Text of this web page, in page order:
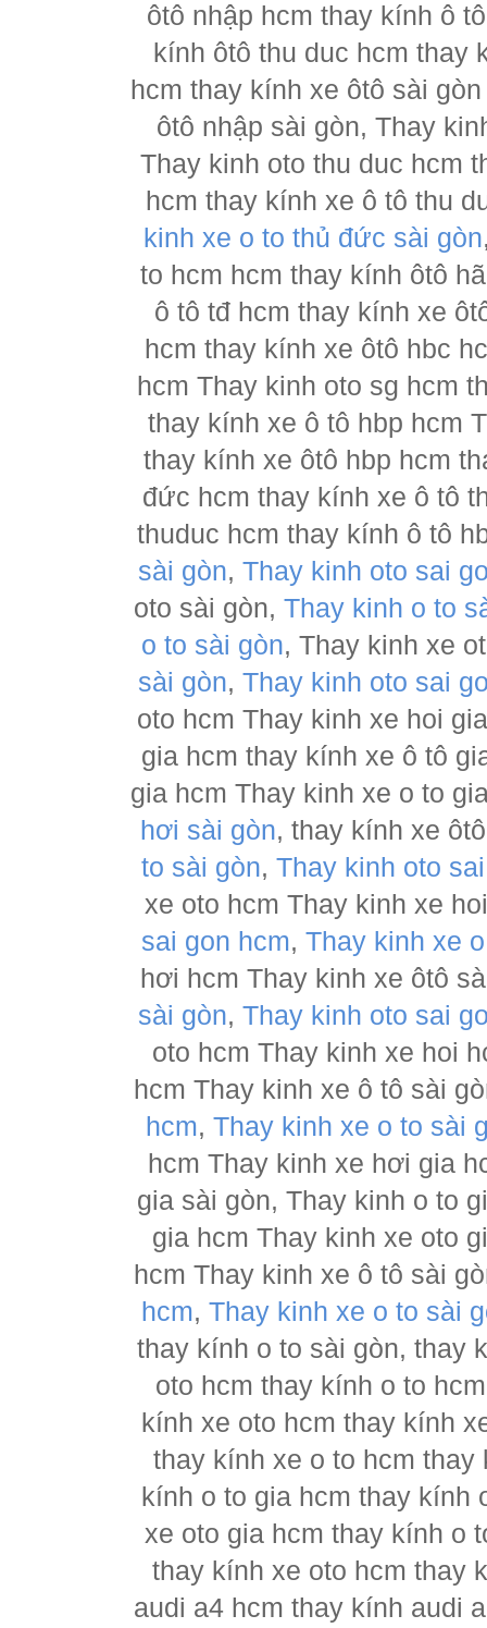
ôtô nhập hcm thay kính ô
kính ôtô thu duc hcm thay
hcm thay kính xe ôtô sài
ôtô nhập sài gòn, Thay
Thay kinh oto thu duc hcm
hcm thay kính xe ô tô thu
kinh xe o to thủ đức sài gòn
to hcm hcm thay kính ôtô
ô tô tđ hcm thay kính xe
hcm thay kính xe ôtô hbc
hcm Thay kinh oto sg hcm
thay kính xe ô tô hbp hcm
thay kính xe ôtô hbp hcm
đức hcm thay kính xe ô tô
thuduc hcm thay kính ô tô
sài gòn, Thay kinh oto sai
oto sài gòn, Thay kinh o to
o to sài gòn, Thay kinh xe
sài gòn, Thay kinh oto sai
oto hcm Thay kinh xe hoi
gia hcm thay kính xe ô tô
gia hcm Thay kinh xe o to
hơi sài gòn, thay kính xe
to sài gòn, Thay kinh oto
xe oto hcm Thay kinh xe
sai gon hcm,Thay kinh xe
hơi hcm Thay kinh xe ôtô
sài gòn, Thay kinh oto sai
oto hcm Thay kinh xe hoi
hcm Thay kinh xe ô tô sài
hcm, Thay kinh xe o to sài
hcm Thay kinh xe hơi gia
gia sài gòn, Thay kinh o to
gia hcm Thay kinh xe oto
hcm Thay kinh xe ô tô sài
hcm,Thay kinh xe o to sài
thay kính o to sài gòn, thay
oto hcm thay kính o to
kính xe oto hcm thay kính
thay kính xe o to hcm
kính o to gia hcm thay kính
xe oto gia hcm thay kính o
thay kính xe oto hcm thay
audi a4 hcm thay kính audi